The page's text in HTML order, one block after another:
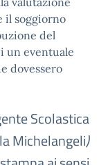
il soggiorno
del
un eventuale
dovessero
Scolastica
Michelangeli)